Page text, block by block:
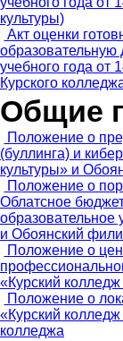
культуры)
Акт оценки
образовательную
учебного года от
Курского
Общие
Положение о
(буллинга) и
культуры» и
Положение о
Облатсное
образовательное
и Обоянский
Положение о
«Курский колледж
Положение о
«Курский
колледжа